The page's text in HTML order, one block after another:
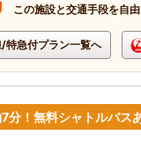
この施設と交通手段を自
特急付プラン一覧へ
分！無料シャトルバ